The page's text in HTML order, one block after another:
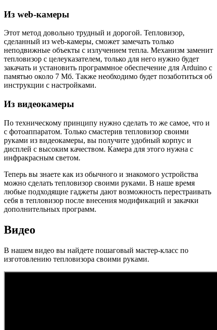
Из web-камеры
Этот метод довольно трудный и дорогой. Тепловизор,
сделанный из web-камеры, сможет замечать только
неподвижные объекты с излучением тепла. Механизм заменит
тепловизор с целеуказателем, только для него нужно будет
закачать и установить программное обеспечение для Arduino с
памятью около 7 Мб. Также необходимо будет позаботиться об
инструкции с настройками.
Из видеокамеры
По техническому принципу нужно сделать то же самое, что и
с фотоаппаратом. Только смастерив тепловизор своими
руками из видеокамеры, вы получите удобный корпус и
дисплей с высоким качеством. Камера для этого нужна с
инфракрасным светом.
Теперь вы знаете как из обычного и знакомого устройства
можно сделать тепловизор своими руками. В наше время
любые подходящие гаджеты дают возможность перестраивать
себя в тепловизор после внесения модификаций и закачки
дополнительных программ.
Видео
В нашем видео вы найдете пошаговый мастер-класс по
изготовлению тепловизора своими руками.